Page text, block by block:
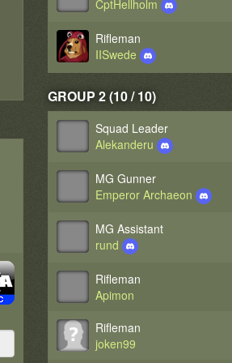
CptHellholm
Rifleman
IISwede
GROUP 2 (10 / 10)
Squad Leader
Alekanderu
MG Gunner
Emperor Archaeon
MG Assistant
rund
Rifleman
Apimon
Rifleman
joken99